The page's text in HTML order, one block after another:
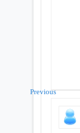
Previous